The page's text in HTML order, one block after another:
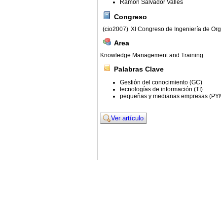
Ramón Salvador Vallés
Congreso
(cio2007) XI Congreso de Ingeniería de
Area
Knowledge Management and Training
Palabras Clave
Gestión del conocimiento (GC)
tecnologías de información (TI)
pequeñas y medianas empresas
Ver artículo